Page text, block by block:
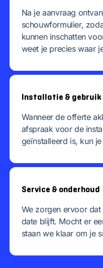
Na je aanvraag
schouwformulier,
kunnen inschatten
weet je precies waar
Installatie & gebruik
Wanneer de offerte
afspraak voor de
geïnstalleerd is, kun
Service & onderhoud
We zorgen ervoor
date blijft. Mocht er
staan we klaar om je